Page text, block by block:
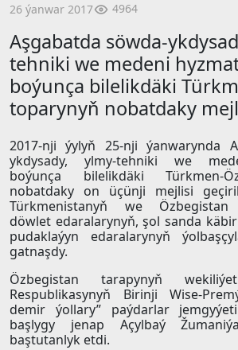
26 ýanwar 2017 4964
Aşgabatda söwda-
tehniki we medeni
boýunça bilelikdäki
toparynyň nobatdaky
2017-nji ýylyň 25-nji ýanwarynda
ykdysady, ylmy-tehniki we
boýunça bilelikdäki Türkmen-
nobatdaky on üçünji mejlisi
Türkmenistanyň we Özbegistan
döwlet edaralarynyň, şol sanda
pudaklaýyn edaralarynyň
gatnaşdy.
Özbegistan tarapynyň
Respublikasynyň Birinji Wise-
demir ýollary” paýdarlar
başlygy jenap Açylbaý
baştutanlyk etdi.